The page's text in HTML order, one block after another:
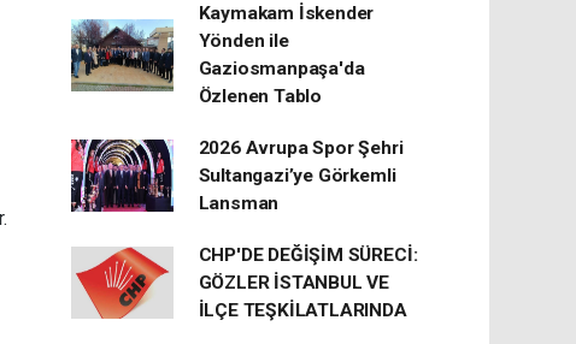
Kaymakam İskender
Yönden ile
Gaziosmanpaşa'da
Özlenen Tablo
2026 Avrupa Spor Şehri
Sultangazi’ye Görkemli
Lansman
CHP'DE DEĞİŞİM SÜRECİ:
GÖZLER İSTANBUL VE
İLÇE TEŞKİLATLARINDA